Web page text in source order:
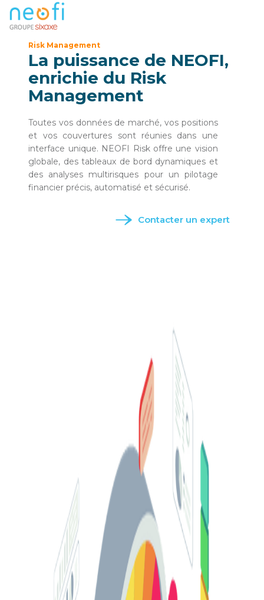
Risk Management
La puissance de NEOFI,
enrichie du Risk
Management
Toutes vos données de marché, vos positions
et vos couvertures sont réunies dans une
interface unique. NEOFI Risk offre une vision
globale, des tableaux de bord dynamiques et
des analyses multirisques pour un pilotage
financier précis, automatisé et sécurisé.
Contacter un expert